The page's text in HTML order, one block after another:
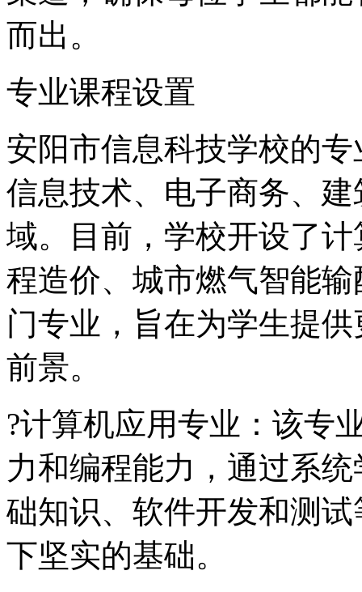
而出。
专业课程设置
安阳市信息科技学校的
信息技术、电子商务、
域。目前，学校开设了
程造价、城市燃气智能
门专业，旨在为学生提
前景。
?计算机应用专业：该专
力和编程能力，通过系
础知识、软件开发和测
下坚实的基础。